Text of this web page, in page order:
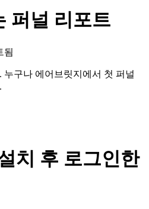
퍼널 리포트
됨
구나 에어브릿지에서 첫 퍼널
치 후 로그인한